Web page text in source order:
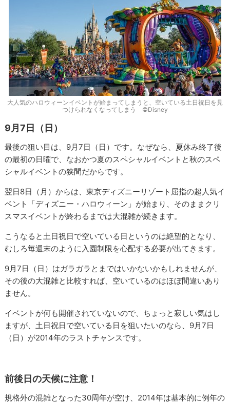
大人気のハロウィーンイベントが始まってしまうと、空いている土日祝日を見
つけられなくなってしまう ©Disney
9月7日（日）
最後の狙い目は、9月7日（日）です。なぜなら、夏休み終了後
の最初の日曜で、なおかつ夏のスペシャルイベントと秋のスペ
シャルイベントの狭間だからです。
翌日8日（月）からは、東京ディズニーリゾート屈指の超人気イ
ベント「ディズニー・ハロウィーン」が始まり、そのままクリ
スマスイベントが終わるまでは大混雑が続きます。
こうなると土日祝日で空いている日というのは絶望的となり、
むしろ毎週末のように入園制限を心配する必要が出てきます。
9月7日（日）はガラガラとまではいかないかもしれませんが、
その後の大混雑と比較すれば、空いているのはほぼ間違いあり
ません。
イベントが何も開催されていないので、ちょっと寂しい気はし
ますが、土日祝日で空いている日を狙いたいのなら、9月7日
（日）が2014年のラストチャンスです。
前後日の天候に注意！
規格外の混雑となった30周年が空け、2014年は基本的に例年の